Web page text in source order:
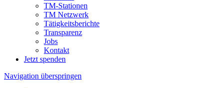
TM-Stationen
TM Netzwerk
Tätigkeitsberichte
Transparenz
Jobs
Kontakt
Jetzt spenden
Navigation überspringen